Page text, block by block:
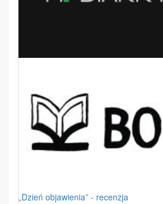
„Dzień objawienia” - recenzja